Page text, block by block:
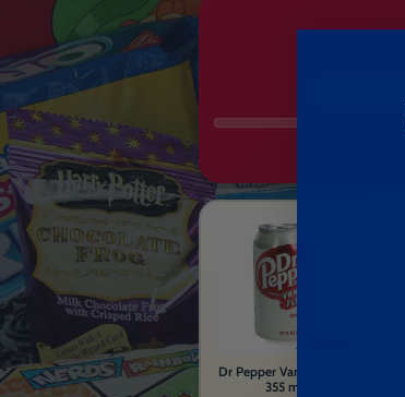
Dr Pepper Vanille Float
355 ml